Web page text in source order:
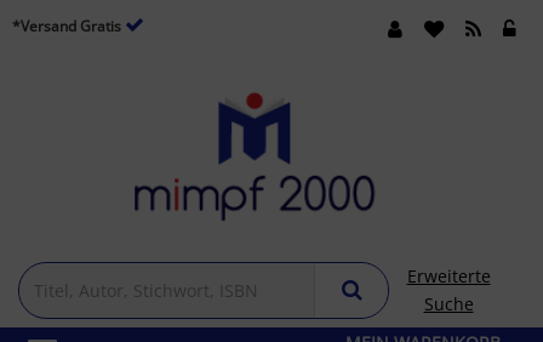
*Versand Gratis
Erweiterte
Suche